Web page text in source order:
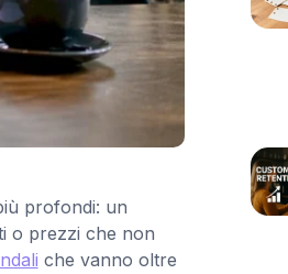
profondi: un
o prezzi che non
che vanno oltre